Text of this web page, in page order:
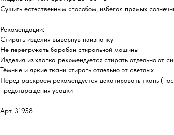
Сушить естественным способом, избегая прямых
Рекомендации:
Стирать изделия вывернув наизнанку
Не перегружать барабан стиральной машины
Изделия из хлопка рекомендуется стирать отдельно от
Тёмные и яркие ткани стирать отдельно от светлых
Перед раскроем рекомендуется декатировать ткань
предотвращения усадки
Арт. 31958